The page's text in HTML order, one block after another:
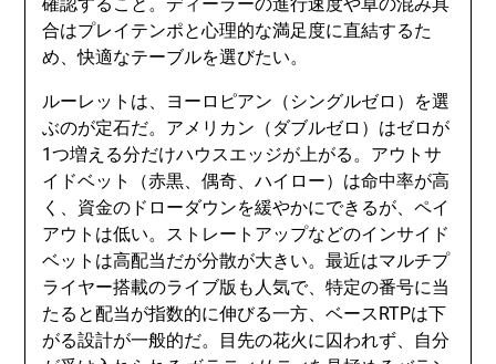
合はプレイテンポと心理的な満足度に直結するた
め、快適なテーブルを選びたい。
ルーレットは、ヨーロピアン（シングルゼロ）を選
ぶのが定石だ。アメリカン（ダブルゼロ）はゼロが
1つ増える分だけハウスエッジが上がる。アウトサ
イドベット（赤黒、偶奇、ハイロー）は命中率が高
く、資金のドローダウンを緩やかにできるが、ペイ
アウトは低い。ストレートアップなどのインサイド
ベットは高配当だが分散が大きい。最近はマルチプ
ライヤー搭載のライブ版も人気で、特定の番号に当
たると配当が指数的に伸びる一方、ベースRTPは下
がる設計が一般的だ。目先の花火に囚われず、自分